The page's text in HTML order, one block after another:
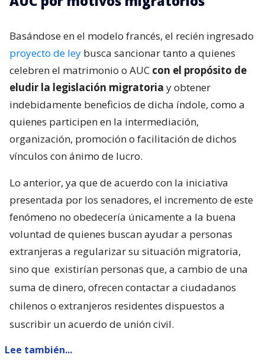
Basándose en el modelo francés, el recién ingresado
proyecto de ley busca sancionar tanto a quienes
celebren el matrimonio o AUC con el propósito de
eludir la legislación migratoria y obtener
indebidamente beneficios de dicha índole, como a
quienes participen en la intermediación,
organización, promoción o facilitación de dichos
vínculos con ánimo de lucro.
Lo anterior, ya que de acuerdo con la iniciativa
presentada por los senadores, el incremento de este
fenómeno no obedecería únicamente a la buena
voluntad de quienes buscan ayudar a personas
extranjeras a regularizar su situación migratoria,
sino que existirían personas que, a cambio de una
suma de dinero, ofrecen contactar a ciudadanos
chilenos o extranjeros residentes dispuestos a
suscribir un acuerdo de unión civil.
Lee también...